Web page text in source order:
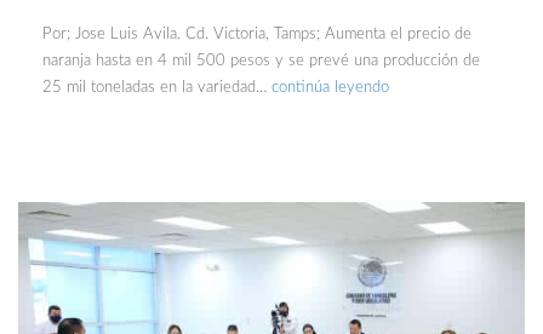
Por; Jose Luis Avila. Cd. Victoria, Tamps; Aumenta el precio de
naranja hasta en 4 mil 500 pesos y se prevé una producción de
25 mil toneladas en la variedad… continúa leyendo